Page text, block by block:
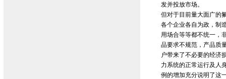
发并投放市场。
但对于目前量大面广的
各个企业各自为政，制
用场合等等都不统一，
品要求不规范，产品质
户带来了不必要的经济
力系统的正常运行及人
例的增加充分说明了这